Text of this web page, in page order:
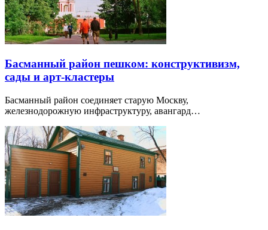
Басманный район пешком: конструктивизм,
сады и арт-кластеры
Басманный район соединяет старую Москву,
железнодорожную инфраструктуру, авангард…